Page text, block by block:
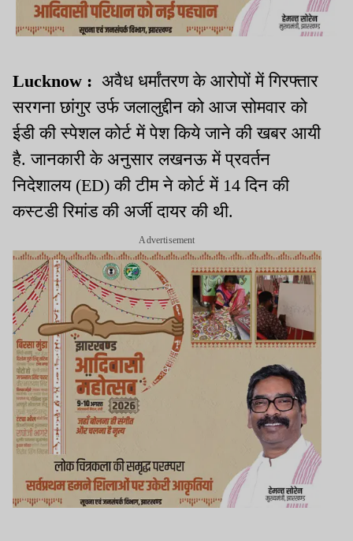
Lucknow : अवैध धर्मांतरण के आरोपों में गिरफ्तार
सरगना छांगुर उर्फ जलालुद्दीन को आज सोमवार को
ईडी की स्पेशल कोर्ट में पेश किये जाने की खबर आयी
है. जानकारी के अनुसार लखनऊ में प्रवर्तन
निदेशालय (ED) की टीम ने कोर्ट में 14 दिन की
कस्टडी रिमांड की अर्जी दायर की थी.
Advertisement